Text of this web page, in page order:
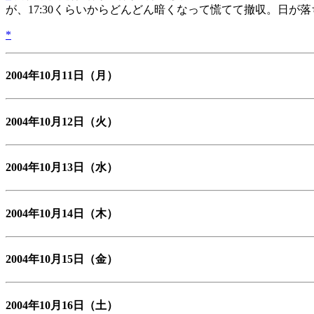
が、17:30くらいからどんどん暗くなって慌てて撤収。日が落
*
2004年10月11日 （月）
2004年10月12日 （火）
2004年10月13日 （水）
2004年10月14日 （木）
2004年10月15日 （金）
2004年10月16日 （土）